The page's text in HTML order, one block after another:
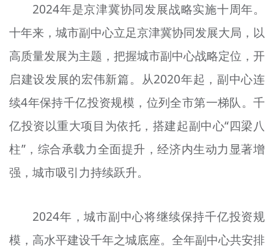
2024年是京津冀协同发展战略实施十周年。
十年来，城市副中心立足京津冀协同发展大局，以
高质量发展为主题，把握城市副中心战略定位，开
启建设发展的宏伟新篇。从2020年起，副中心连
续4年保持千亿投资规模，位列全市第一梯队。千
亿投资以重大项目为依托，搭建起副中心“四梁八
柱”，综合承载力全面提升，经济内生动力显著增
强，城市吸引力持续跃升。
2024年，城市副中心将继续保持千亿投资规
模，高水平建设千年之城底座。全年副中心共安排